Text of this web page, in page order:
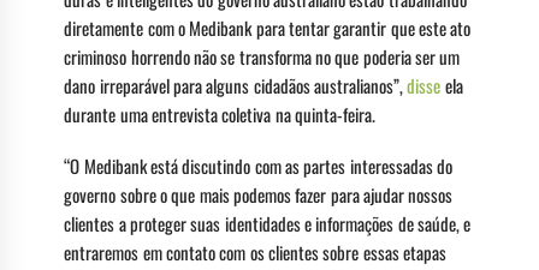
diretamente com o Medibank para tentar garantir que este ato
criminoso horrendo não se transforma no que poderia ser um
dano irreparável para alguns cidadãos australianos”,disseela
durante uma entrevista coletiva na quinta-feira.
“O Medibank está discutindo com as partes interessadas do
governo sobre o que mais podemos fazer para ajudar nossos
clientes a proteger suas identidades e informações de saúde, e
entraremos em contato com os clientes sobre essas etapas